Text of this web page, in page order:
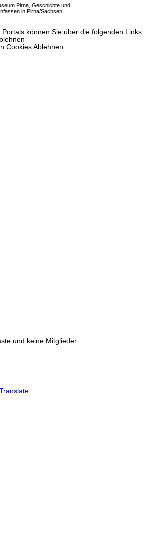
und keine Mitglieder
Translate
Pirna, Geschichte und
in Pirna/Sachsen
Portals können Sie über die folgenden Links
Cookies Ablehnen